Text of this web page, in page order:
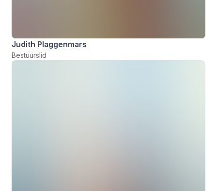
Judith Plaggenmars
Bestuurslid